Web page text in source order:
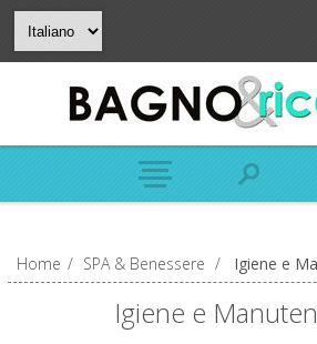
Home / SPA & Benessere / Igiene e
Igiene e